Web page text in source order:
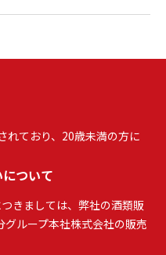
れており、20歳未満の方に
ついて
きましては、弊社の酒類販
ループ本社株式会社の販売